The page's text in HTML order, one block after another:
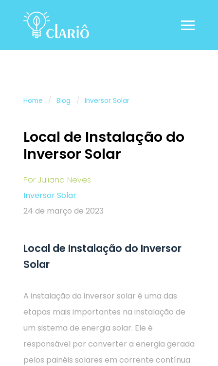
Home Blog Inversor Solar
Local de Instalação do
Inversor Solar
Por Juliana Neves
Inversor Solar
24 de março de 2023
Local de Instalação do Inversor
Solar
A instalação do inversor solar é uma das
etapas mais importantes na instalação de
um sistema de energia solar. Ele é
responsável por converter a energia gerada
pelos painéis solares em corrente contínua